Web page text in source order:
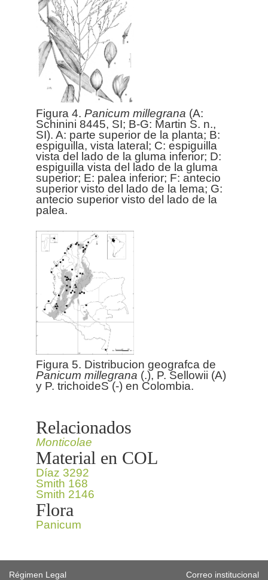
Figura 4. Panicum millegrana (A:
Schinini 8445, SI; B-G: Martin S. n.,
SI). A: parte superior de la planta; B:
espiguilla, vista lateral; C: espiguilla
vista del lado de la gluma inferior; D:
espiguilla vista del lado de la gluma
superior; E: palea inferior; F: antecio
superior visto del lado de la lema; G:
antecio superior visto del lado de la
palea.
Figura 5. Distribucion geografca de
Panicum millegrana (.), P. Sellowii (A)
y P. trichoideS (-) en Colombia.
Relacionados
Monticolae
Material en COL
Díaz 3292
Smith 168
Smith 2146
Flora
Panicum
Régimen Legal Correo institucional